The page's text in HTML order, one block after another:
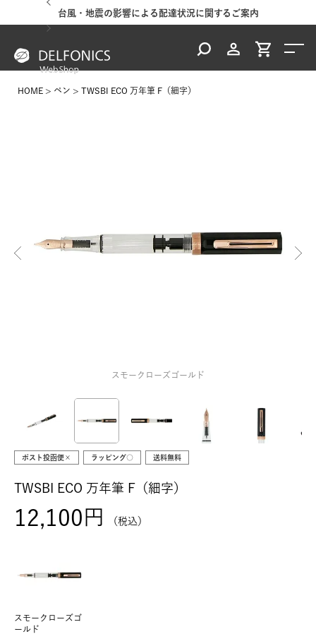
台風・地震の影響による配達状況に関するご案内
HOME ペン TWSBI ECO 万年筆 F（細字）
スモークローズゴールド
ポスト投函便× ラッピング○ 送料無料
TWSBI ECO 万年筆 F（細字）
12,100 税込
スモークローズゴ
ールド